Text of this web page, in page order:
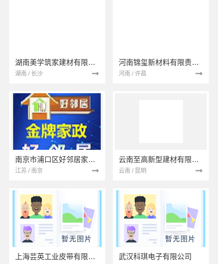
湖南美学筑家建材有限公司
湖南 / 长沙
河南锦玺新材料有限责任公司
河南 / 许昌
南京市浦口区好邻居家政服务中心
江苏 / 南京
云南至高新型建材有限公司
云南 / 昆明
上海芸英工业皮带有限公司 武汉科琪电子有限公司